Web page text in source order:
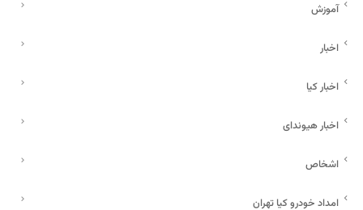
آموزش
اخبار
اخبار کیا
اخبار هیوندای
اشخاص
امداد خودرو کیا تهران